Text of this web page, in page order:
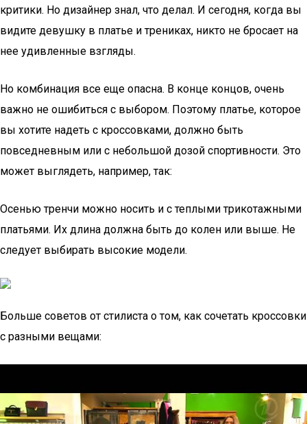
критики. Но дизайнер знал, что делал. И сегодня, когда вы
видите девушку в платье и трениках, никто не бросает на
нее удивленные взгляды.
Но комбинация все еще опасна. В конце концов, очень
важно не ошибиться с выбором. Поэтому платье, которое
вы хотите надеть с кроссовками, должно быть
повседневным или с небольшой дозой спортивности. Это
может выглядеть, например, так:
Осенью тренчи можно носить и с теплыми трикотажными
платьями. Их длина должна быть до колен или выше. Не
следует выбирать высокие модели.
Больше советов от стилиста о том, как сочетать кроссовки
с разными вещами: